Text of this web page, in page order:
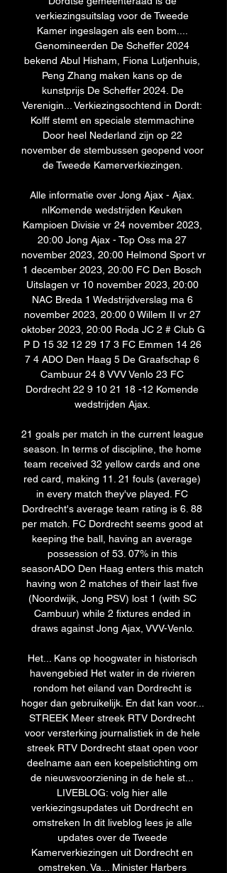
verkiezingsuitslag voor de Tweede
Kamer ingeslagen als een bom....
Genomineerden De Scheffer 2024
bekend Abul Hisham, Fiona Lutjenhuis,
Peng Zhang maken kans op de
kunstprijs De Scheffer 2024. De
Verenigin... Verkiezingsochtend in Dordt:
Kolff stemt en speciale stemmachine
Door heel Nederland zijn op 22
november de stembussen geopend voor
de Tweede Kamerverkiezingen.
Alle informatie over Jong Ajax - Ajax.
nlKomende wedstrijden Keuken
Kampioen Divisie vr 24 november 2023,
20:00 Jong Ajax - Top Oss ma 27
november 2023, 20:00 Helmond Sport vr
1 december 2023, 20:00 FC Den Bosch
Uitslagen vr 10 november 2023, 20:00
NAC Breda 1 Wedstrijdverslag ma 6
november 2023, 20:00 0 Willem II vr 27
oktober 2023, 20:00 Roda JC 2 # Club G
P D 15 32 12 29 17 3 FC Emmen 14 26
7 4 ADO Den Haag 5 De Graafschap 6
Cambuur 24 8 VVV Venlo 23 FC
Dordrecht 22 9 10 21 18 -12 Komende
wedstrijden Ajax.
21 goals per match in the current league
season. In terms of discipline, the home
team received 32 yellow cards and one
red card, making 11. 21 fouls (average)
in every match they've played. FC
Dordrecht's average team rating is 6. 88
per match. FC Dordrecht seems good at
keeping the ball, having an average
possession of 53. 07% in this
seasonADO Den Haag enters this match
having won 2 matches of their last five
(Noordwijk, Jong PSV) lost 1 (with SC
Cambuur) while 2 fixtures ended in
draws against Jong Ajax, VVV-Venlo.
Het... Kans op hoogwater in historisch
havengebied Het water in de rivieren
rondom het eiland van Dordrecht is
hoger dan gebruikelijk. En dat kan voor...
STREEK Meer streek RTV Dordrecht
voor versterking journalistiek in de hele
streek RTV Dordrecht staat open voor
deelname aan een koepelstichting om
de nieuwsvoorziening in de hele st...
LIVEBLOG: volg hier alle
verkiezingsupdates uit Dordrecht en
omstreken In dit liveblog lees je alle
updates over de Tweede
Kamerverkiezingen uit Dordrecht en
omstreken. Va... Minister Harbers